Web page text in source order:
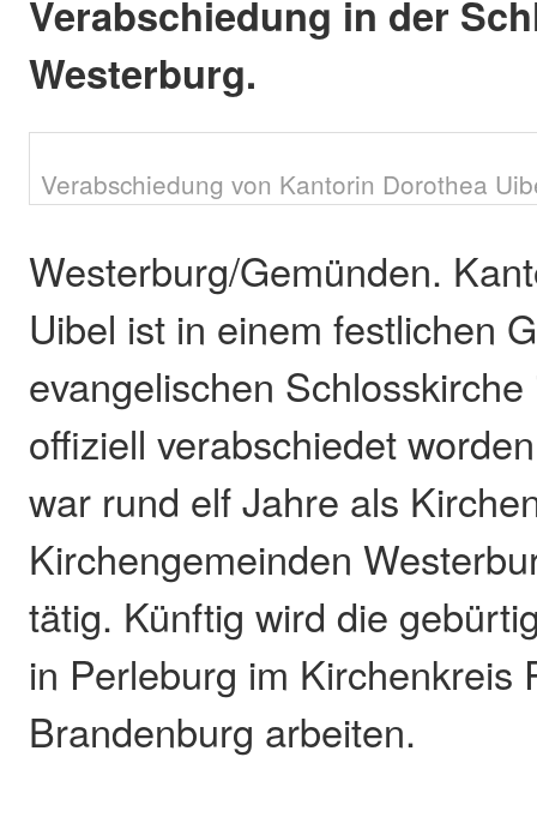
Verabschiedung in der
Westerburg.
Verabschiedung von Kantorin Dorothea
Westerburg/Gemünden.
Uibel ist in einem festlichen
evangelischen
offiziell verabschiedet
war rund elf Jahre als
Kirchengemeinden
tätig. Künftig wird die
in Perleburg im Kirchenkreis
Brandenburg arbeiten.